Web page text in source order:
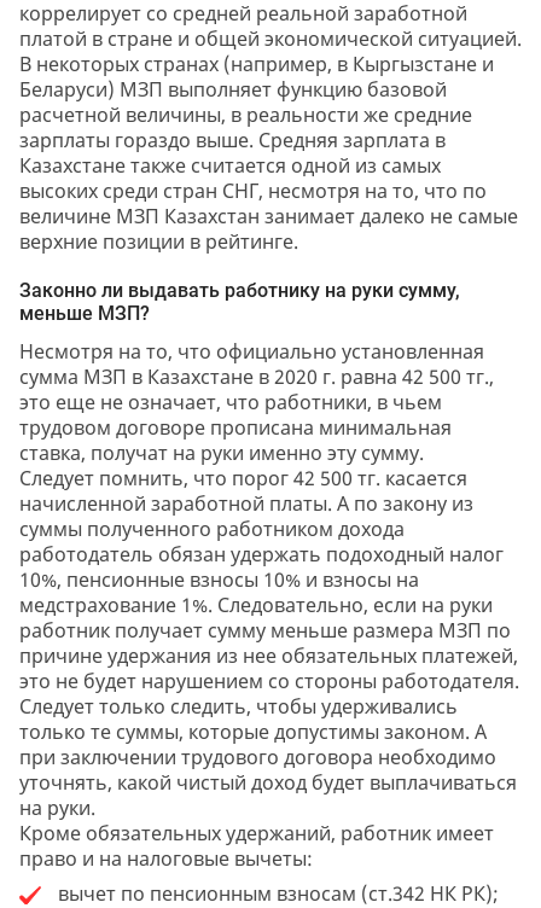
коррелирует со средней реальной заработной
платой в стране и общей экономической ситуацией.
В некоторых странах (например, в Кыргызстане и
Беларуси) МЗП выполняет функцию базовой
расчетной величины, в реальности же средние
зарплаты гораздо выше. Средняя зарплата в
Казахстане также считается одной из самых
высоких среди стран СНГ, несмотря на то, что по
величине МЗП Казахстан занимает далеко не самые
верхние позиции в рейтинге.
Законно ли выдавать работнику на руки сумму,
меньше МЗП?
Несмотря на то, что официально установленная
сумма МЗП в Казахстане в 2020 г. равна 42 500 тг.,
это еще не означает, что работники, в чьем
трудовом договоре прописана минимальная
ставка, получат на руки именно эту сумму.
Следует помнить, что порог 42 500 тг. касается
начисленной заработной платы. А по закону из
суммы полученного работником дохода
работодатель обязан удержать подоходный налог
10%, пенсионные взносы 10% и взносы на
медстрахование 1%. Следовательно, если на руки
работник получает сумму меньше размера МЗП по
причине удержания из нее обязательных платежей,
это не будет нарушением со стороны работодателя.
Следует только следить, чтобы удерживались
только те суммы, которые допустимы законом. А
при заключении трудового договора необходимо
уточнять, какой чистый доход будет выплачиваться
на руки.
Кроме обязательных удержаний, работник имеет
право и на налоговые вычеты:
вычет по пенсионным взносам (ст.342 НК РК);